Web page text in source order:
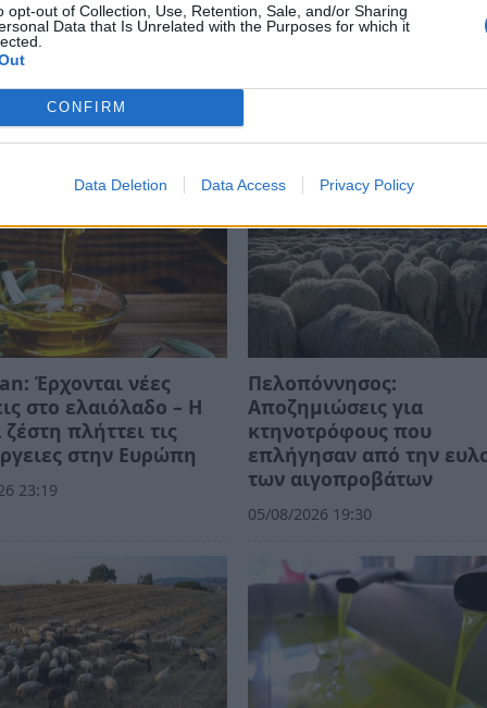
opt-out of Collection, Use, Retention, Sale, and/or Sharing
Data that Is Unrelated with the Purposes for which it
CONFIRM
Data Deletion Data Access Privacy Policy
Έρχονται νέες
στο ελαιόλαδο – Η
πλήττει τις
στην Ευρώπη
23:19
Πελοπόννησος:
Αποζημιώσεις για
κτηνοτρόφους που
επλήγησαν από την
των αιγοπροβάτων
05/08/2026 19:30